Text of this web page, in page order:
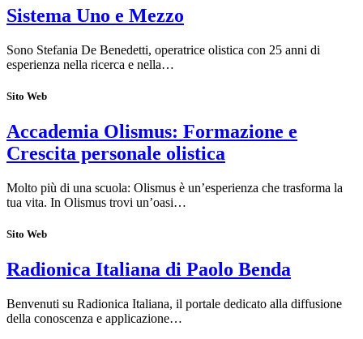
Sistema Uno e Mezzo
Sono Stefania De Benedetti, operatrice olistica con 25 anni di
esperienza nella ricerca e nella…
Sito Web
Accademia Olismus: Formazione e
Crescita personale olistica
Molto più di una scuola: Olismus è un’esperienza che trasforma la
tua vita. In Olismus trovi un’oasi…
Sito Web
Radionica Italiana di Paolo Benda
Benvenuti su Radionica Italiana, il portale dedicato alla diffusione
della conoscenza e applicazione…